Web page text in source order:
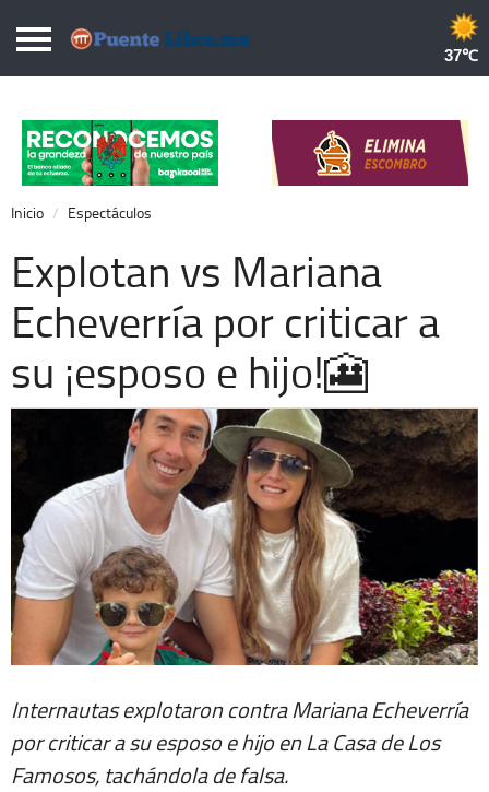
Puentelibre.mx
Local
Nacional
Opinión
Cronos
Economía
Deportes
Extra +
Inicio Espectáculos
Explotan vs Mariana
Echeverría por criticar a
su ¡esposo e hijo!🎦
Internautas explotaron contra Mariana Echeverría
por criticar a su esposo e hijo en La Casa de Los
Famosos, tachándola de falsa.